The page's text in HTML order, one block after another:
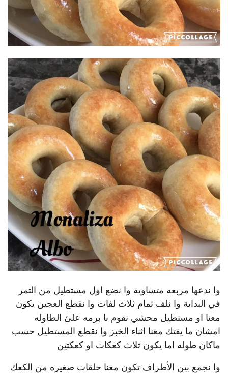
وا ندعها مربعه متساوية وا نضع اول مستطيل من التمر
في البداية وا نلف تمام ثلاث لفات وا نقطع العجين يكون
معنا او مستطيل محشي نقوم با برمه علئ الطاوله
امشان ما يفتك معنا اثناء الخبز وا نقطع المستطيل حسب
ماكان طوله اما يكون ثلاث كعكات او كعكتين
وا نجمع بين الأطراف تكون معنا حلقات صغيره من الكعك